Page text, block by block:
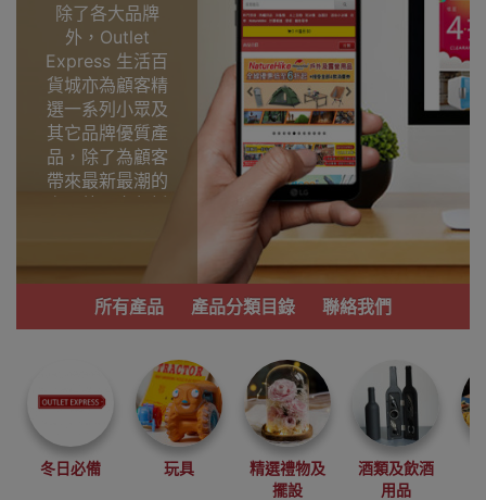
除了各大品牌
外，Outlet
Express 生活百
貨城亦為顧客精
選一系列小眾及
其它品牌優質產
品，除了為顧客
帶來最新最潮的
產品外，亦包括
功能齊備的產
品。
我們每月會固定
尋找最更新、最
潮、有特色而且
優惠的優質產
品，從用家的角
度為你帶來你的
最好選擇。
所有產品 產品分類目錄 聯絡我們
冬日必備 玩具
精選禮物及
擺設
酒類及飲酒
用品